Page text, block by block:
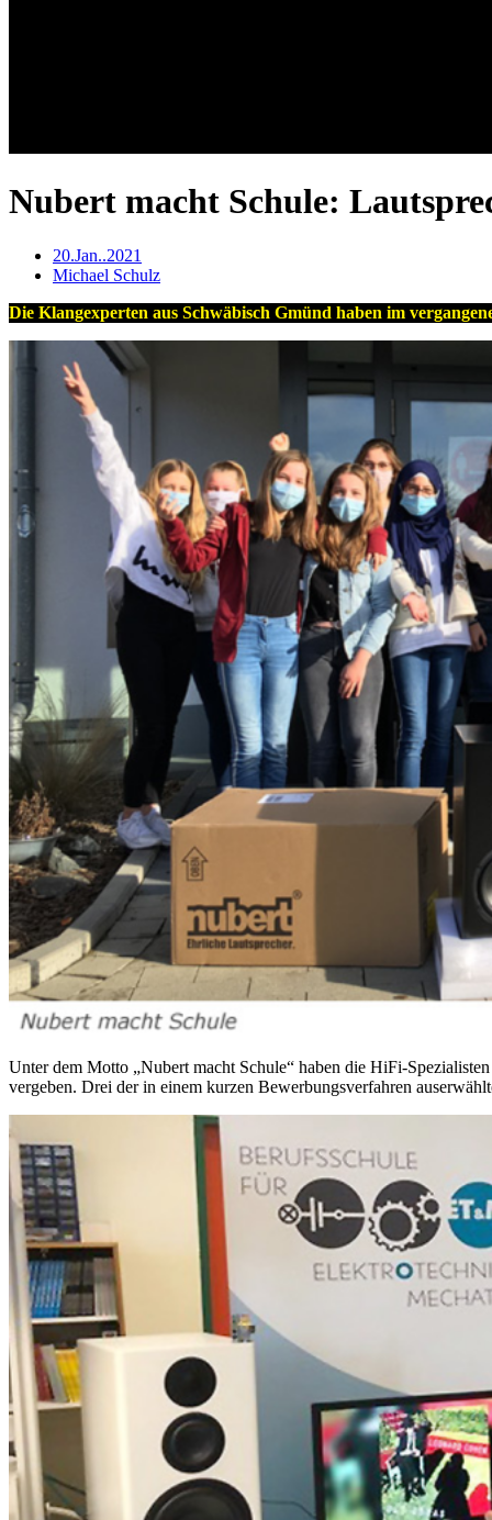
Nubert macht Schule:
20.Jan..2021
Michael Schulz
Die Klangexperten aus Schwäbisch Gmünd haben im
Unter dem Motto „Nubert macht Schule“ haben die HiFi-
vergeben. Drei der in einem kurzen Bewerbungsverfahren